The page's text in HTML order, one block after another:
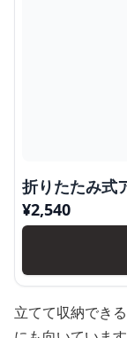
折りたたみ式
¥2,540
立てて収納でき